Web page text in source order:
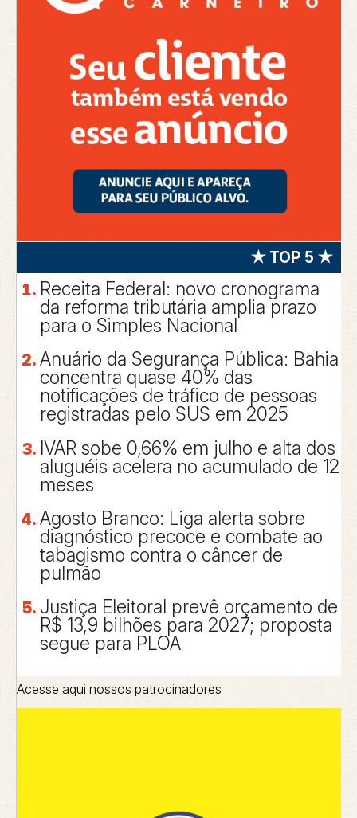
★ TOP 5 ★
Receita Federal: novo cronograma
da reforma tributária amplia prazo
para o Simples Nacional
Anuário da Segurança Pública: Bahia
concentra quase 40% das
notificações de tráfico de pessoas
registradas pelo SUS em 2025
IVAR sobe 0,66% em julho e alta dos
aluguéis acelera no acumulado de 12
meses
Agosto Branco: Liga alerta sobre
diagnóstico precoce e combate ao
tabagismo contra o câncer de
pulmão
Justiça Eleitoral prevê orçamento de
R$ 13,9 bilhões para 2027; proposta
segue para PLOA
Acesse aqui nossos patrocinadores